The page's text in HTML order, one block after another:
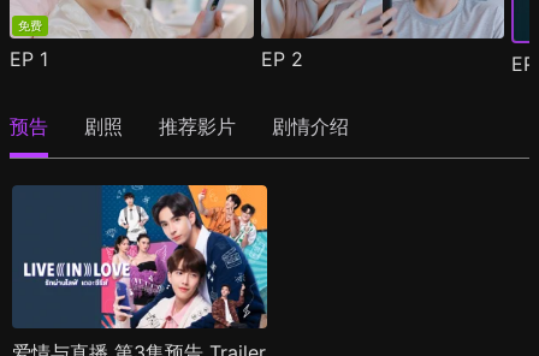
免费
EP 1 EP 2
预告 剧照 推荐影片 剧情介绍